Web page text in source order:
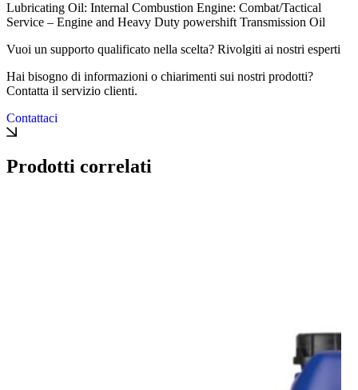
Lubricating Oil: Internal Combustion Engine: Combat/Tactical
Service – Engine and Heavy Duty powershift Transmission Oil
Vuoi un supporto qualificato nella scelta? Rivolgiti ai nostri esperti
Hai bisogno di informazioni o chiarimenti sui nostri prodotti?
Contatta il servizio clienti.
Contattaci
Prodotti correlati